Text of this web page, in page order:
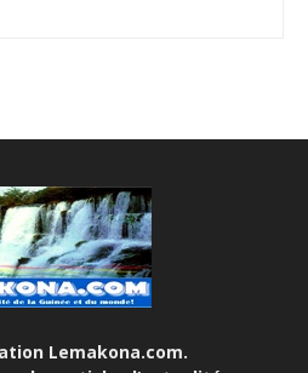
Lemakona.com.